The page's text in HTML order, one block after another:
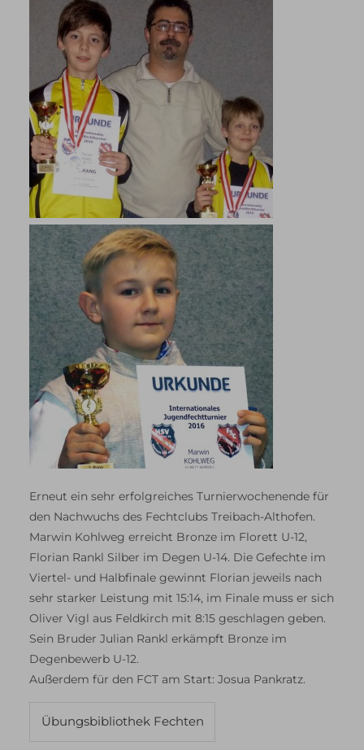
Erneut ein sehr erfolgreiches Turnierwochenende für
den Nachwuchs des Fechtclubs Treibach-Althofen.
Marwin Kohlweg erreicht Bronze im Florett U-12,
Florian Rankl Silber im Degen U-14. Die Gefechte im
Viertel- und Halbfinale gewinnt Florian jeweils nach
sehr starker Leistung mit 15:14, im Finale muss er sich
Oliver Vigl aus Feldkirch mit 8:15 geschlagen geben.
Sein Bruder Julian Rankl erkämpft Bronze im
Degenbewerb U-12.
Außerdem für den FCT am Start: Josua Pankratz.
Übungsbibliothek Fechten